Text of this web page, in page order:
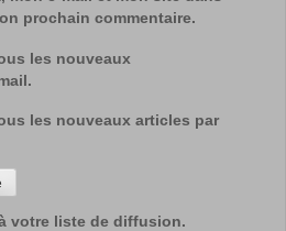
prochain commentaire.
les nouveaux
les nouveaux articles par
votre liste de diffusion.